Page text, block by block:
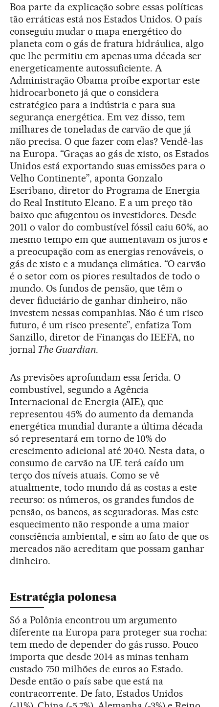
Boa parte da explicação sobre essas políticas
tão erráticas está nos Estados Unidos. O país
conseguiu mudar o mapa energético do
planeta com o gás de fratura hidráulica, algo
que lhe permitiu em apenas uma década ser
energeticamente autossuficiente. A
Administração Obama proíbe exportar este
hidrocarboneto já que o considera
estratégico para a indústria e para sua
segurança energética. Em vez disso, tem
milhares de toneladas de carvão de que já
não precisa. O que fazer com elas? Vendê-las
na Europa. “Graças ao gás de xisto, os Estados
Unidos está exportando suas emissões para o
Velho Continente”, aponta Gonzalo
Escribano, diretor do Programa de Energia
do Real Instituto Elcano. E a um preço tão
baixo que afugentou os investidores. Desde
2011 o valor do combustível fóssil caiu 60%, ao
mesmo tempo em que aumentavam os juros e
a preocupação com as energias renováveis, o
gás de xisto e a mudança climática. “O carvão
é o setor com os piores resultados de todo o
mundo. Os fundos de pensão, que têm o
dever fiduciário de ganhar dinheiro, não
investem nessas companhias. Não é um risco
futuro, é um risco presente”, enfatiza Tom
Sanzillo, diretor de Finanças do IEEFA, no
jornal The Guardian.
As previsões aprofundam essa ferida. O
combustível, segundo a Agência
Internacional de Energia (AIE), que
representou 45% do aumento da demanda
energética mundial durante a última década
só representará em torno de 10% do
crescimento adicional até 2040. Nesta data, o
consumo de carvão na UE terá caído um
terço dos níveis atuais. Como se vê
atualmente, todo mundo dá as costas a este
recurso: os números, os grandes fundos de
pensão, os bancos, as seguradoras. Mas este
esquecimento não responde a uma maior
consciência ambiental, e sim ao fato de que os
mercados não acreditam que possam ganhar
dinheiro.
Estratégia polonesa
Só a Polônia encontrou um argumento
diferente na Europa para proteger sua rocha:
tem medo de depender do gás russo. Pouco
importa que desde 2014 as minas tenham
custado 750 milhões de euros ao Estado.
Desde então o país sabe que está na
contracorrente. De fato, Estados Unidos